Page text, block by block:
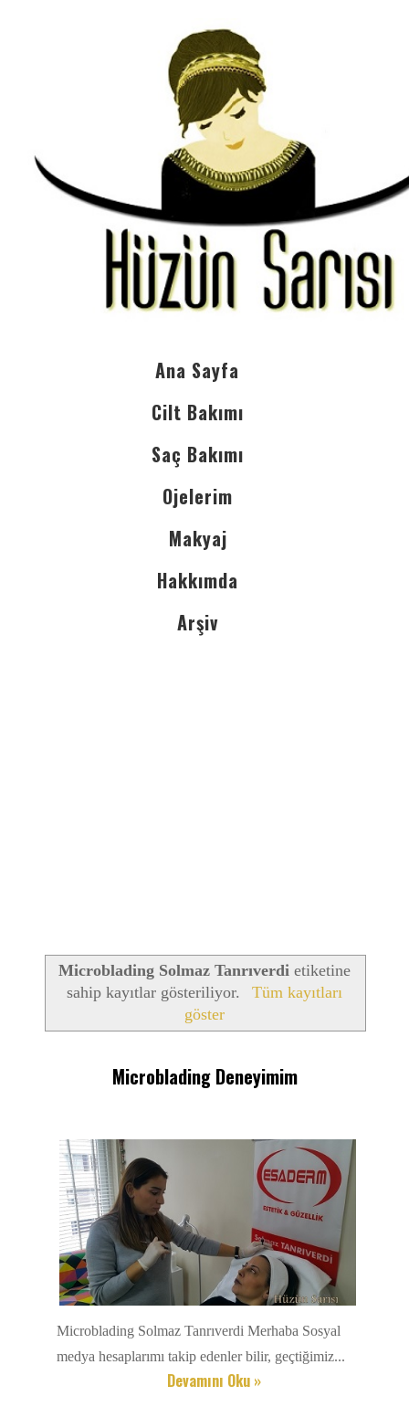
Ana Sayfa
Cilt Bakımı
Saç Bakımı
Ojelerim
Makyaj
Hakkımda
Arşiv
Microblading Solmaz Tanrıverdi etiketine
sahip kayıtlar gösteriliyor.
Tüm kayıtları
göster
Microblading Deneyimim
Microblading Solmaz Tanrıverdi Merhaba Sosyal
medya hesaplarımı takip edenler bilir, geçtiğimiz...
Devamını Oku »